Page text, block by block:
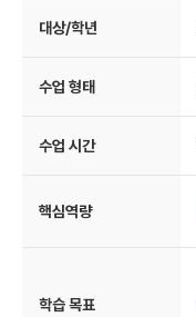
대상/학년
수업 형태
수업 시간
핵심역량
학습 목표